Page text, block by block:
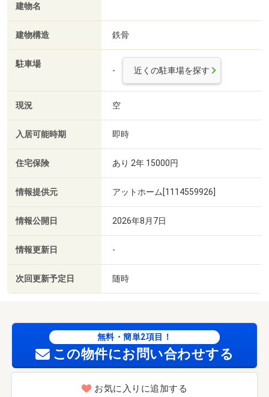
建物名
建物構造 鉄骨
駐車場
- 近くの駐車場を探す
現況 空
入居可能時期 即時
住宅保険 あり 2年 15000円
情報提供元 アットホーム[1114559926]
情報公開日 2026年8月7日
情報更新日 -
次回更新予定日 随時
無料・簡単2項目！
この物件にお問い合わせする
お気に入りに追加する